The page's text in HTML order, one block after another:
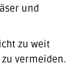
und
zu weit
vermeiden.